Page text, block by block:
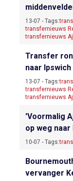
13-07 - Tags:
transfernieuws
transfernieuws
Transfer
naar Ipswich
13-07 - Tags:
transfernieuws
transfernieuws
'Voormalig
op weg naar
10-07 - Tags:
vervanger